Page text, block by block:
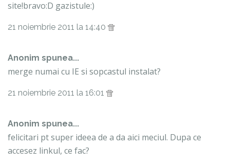
site!bravo:D gazistule:)
21 noiembrie 2011 la 14:40
Anonim spunea...
merge numai cu IE si sopcastul instalat?
21 noiembrie 2011 la 16:01
Anonim spunea...
felicitari pt super ideea de a da aici meciul. Dupa ce
accesez linkul, ce fac?